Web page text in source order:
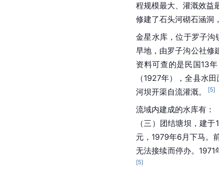
程规模最大、灌溉效益
修建了石头河砌石涵洞
金星水库，位于罗子沟
早地，由罗子沟公社修
资料可查的是民国13
（1927年），全县水
河坝开渠自流灌溉。
[5]
流域内建成的水库有
（三）团结塘坝，建
元，1979年6月下马。
无法接续而停办。
[5]